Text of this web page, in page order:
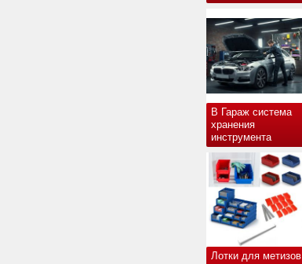
В Гараж система
хранения
инструмента
Лотки для метизов